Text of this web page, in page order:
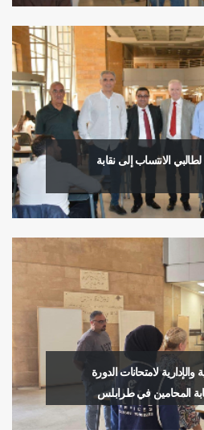
لطالبي الانتساب إلى نقابة
لامتحانات الدورة
المحامين في طرابلس